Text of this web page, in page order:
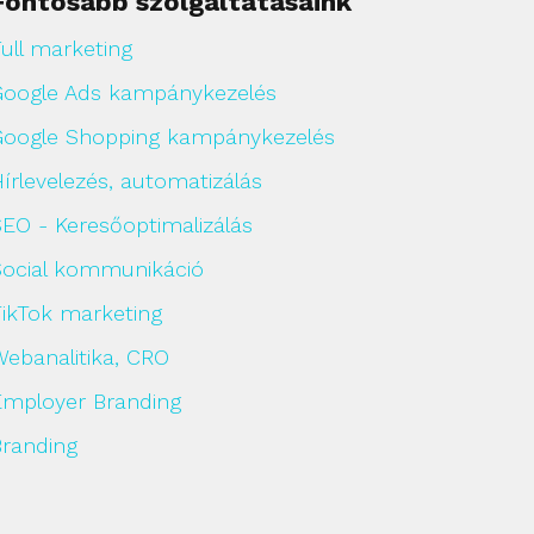
marketing
Ads kampánykezelés
Shopping kampánykezelés
automatizálás
- Keresőoptimalizálás
kommunikáció
marketing
CRO
Branding